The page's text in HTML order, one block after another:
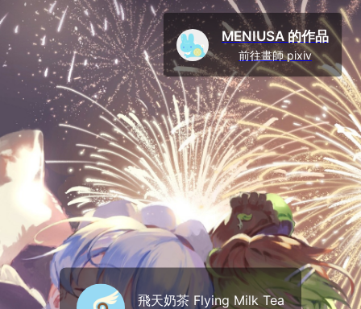
飛天奶茶 Flying Milk Tea
MENIUSA 的作品
前往畫師 pixiv